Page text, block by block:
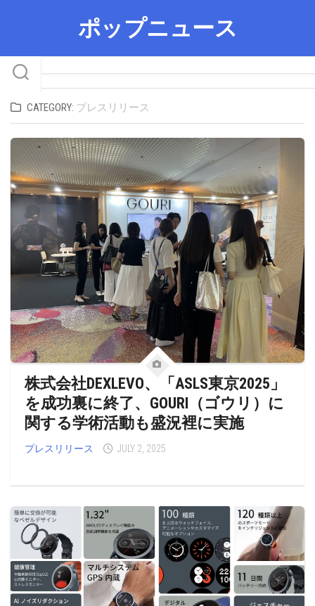
ポップニュース
CATEGORY: プレスリリース
株式会社DEXLEVO、「ASLS東京2025」
を成功裏に終了、GOURI（ゴウリ）に
関する学術活動も盛況裡に実施
プレスリリース JULY 2, 2025